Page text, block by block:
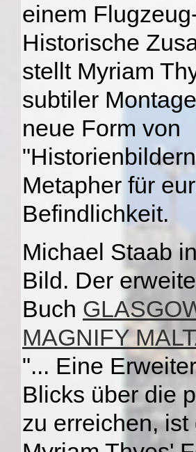
einem
Historische
stellt Myriam
subtiler
neue Form von
Metapher für
Befindlichkeit.
Michael Staab
Bild. Der
Buch
MAGNIFY
"... Eine
Blicks über die
zu erreichen,